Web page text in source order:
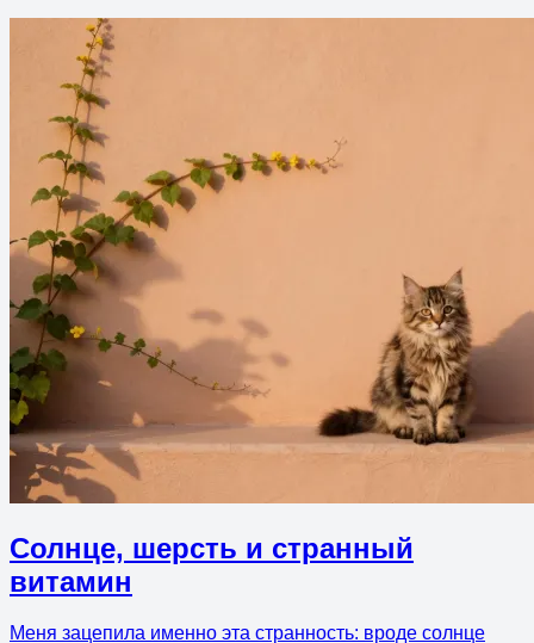
Солнце, шерсть и странный
витамин
Меня зацепила именно эта странность: вроде солнце